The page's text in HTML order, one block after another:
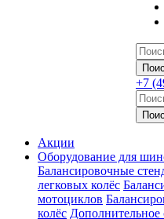
+7
Акции
Оборудование для
Балансировочные
легковых колёс
мотоциклов
колёс Дополнительное